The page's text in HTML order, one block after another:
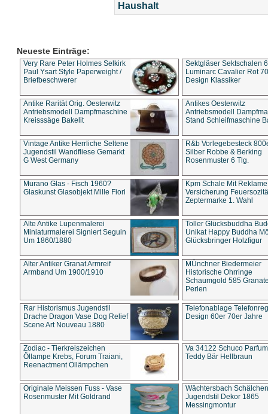
Haushalt
Neueste Einträge:
Very Rare Peter Holmes Selkirk
Paul Ysart Style Paperweight /
Briefbeschwerer
Sektgläser Sektschalen
Luminarc Cavalier Rot
Design Klassiker
Antike Rarität Orig. Oesterwitz
Antriebsmodell Dampfmaschine
Kreisssäge Bakelit
Antikes Oesterwitz
Antriebsmodell
Stand Schleifmaschine
Vintage Antike Herrliche Seltene
Jugendstil Wandfliese Gemarkt
G West Germany
R&b Vorlegebesteck
Silber Robbe & Berking
Rosenmuster 6 Tlg.
Murano Glas - Fisch 1960?
Glaskunst Glasobjekt Mille Fiori
Kpm Schale Mit Reklame
Versicherung
Zeptermarke 1. Wahl
Alte Antike Lupenmalerei
Miniaturmalerei Signiert Seguin
Um 1860/1880
Toller Glücksbuddha
Unikat Happy Buddha
Glücksbringer Holzfigur
Alter Antiker Granat Armreif
Armband Um 1900/1910
MÜnchner Biedermeier
Historische Ohrringe
Schaumgold 585
Perlen
Rar Historismus Jugendstil
Drache Dragon Vase Dog Relief
Scene Art Nouveau 1880
Telefonablage
Design 60er 70er Jahre
Zodiac - Tierkreiszeichen
Öllampe Krebs, Forum Traiani,
Reenactment Öllämpchen
Va 34122 Schuco
Teddy Bär Hellbraun
Originale Meissen Fuss - Vase
Rosenmuster Mit Goldrand
Wächtersbach Schälchen
Jugendstil Dekor 1865
Messingmontur